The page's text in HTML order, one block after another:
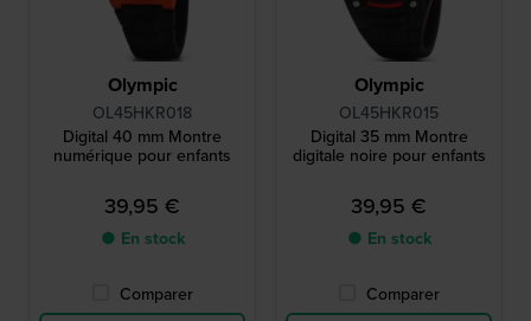
Olympic
OL45HKR018
Digital 40 mm Montre
numérique pour enfants
39,95 €
● En stock
Comparer
Olympic
OL45HKR015
Digital 35 mm Montre
digitale noire pour enfants
39,95 €
● En stock
Comparer